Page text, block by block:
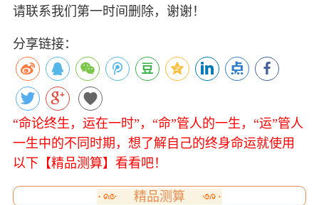
请联系我们第一时间删除，谢谢！
分享链接：
“命论终生，运在一时”，“命”管人的一生，“运”管人
一生中的不同时期，想了解自己的终身命运就使用
以下【精品测算】看看吧！
精品测算